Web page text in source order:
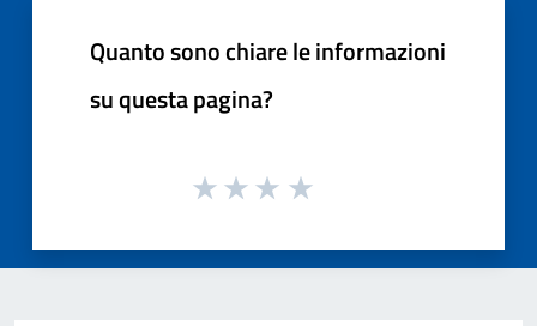
Quanto sono chiare le informazioni
su questa pagina?